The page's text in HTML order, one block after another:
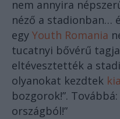
nem annyira
néző a stadionban…
egy Youth Romania
tucatnyi bővérű
eltévesztették a
olyanokat kezdtek
bozgorok!”.
országból!”